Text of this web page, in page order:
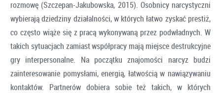
rozmowę (Szczepan-Jakubowska, 2015). Osobnicy narcystyczni
wybierają dziedziny działalności, w których łatwo zyskać prestiż,
co często wiąże się z pracą wykonywaną przez podwładnych. W
takich sytuacjach zamiast współpracy mają miejsce destrukcyjne
gry interpersonalne. Na początku znajomości narcyz budzi
zainteresowanie pomysłami, energią, łatwością w nawiązywaniu
kontaktów. Partnerów dobiera sobie też takich, w których